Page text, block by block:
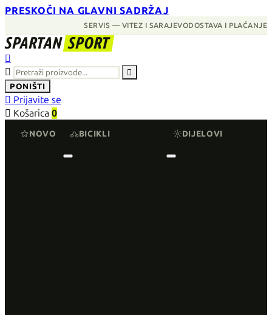
PRESKOČI NA GLAVNI SADRŽAJ
SERVIS — VITEZ I SARAJEVODOSTAVA I PLAĆANJE
SPARTAN SPORT



PONIŠTI
 Prijavite se
 Košarica 0
NOVO BICIKLI DIJELOVI